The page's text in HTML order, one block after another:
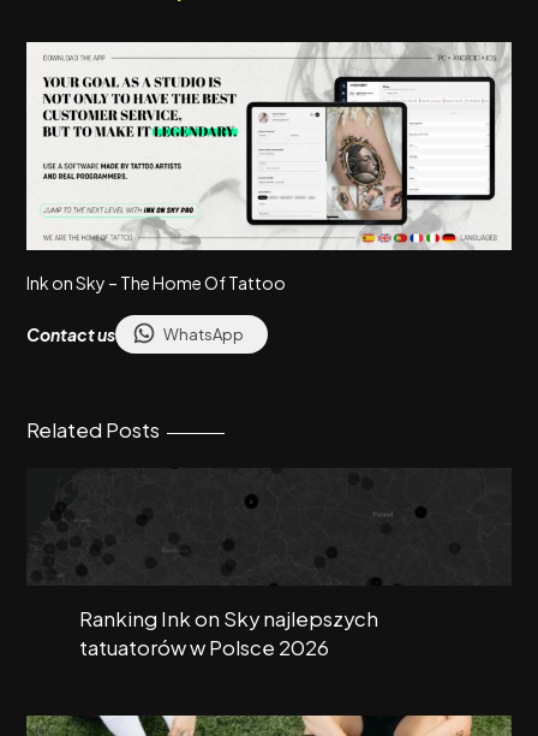
Ink on Sky – The Home Of Tattoo
Contact us WhatsApp
Related Posts
Ranking Ink on Sky najlepszych
tatuatorów w Polsce 2026